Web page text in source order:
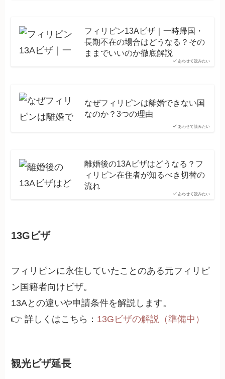
あわせて読みたい
フィリピン13Aビザ｜一時帰国・
長期不在の場合はどうなる？その
ままでいいのか徹底解説
あわせて読みたい
なぜフィリピンは離婚できない国
なのか？3つの理由
あわせて読みたい
離婚後の13Aビザはどうなる？フ
ィリピン在住者が知るべき切替の
流れ
13Gビザ
フィリピンに永住していたことのある元フィリピ
ン国籍者向けビザ。
13Aとの違いや申請条件を解説します。
👉 詳しくはこちら： 13Gビザの解説（準備中）
観光ビザ延長